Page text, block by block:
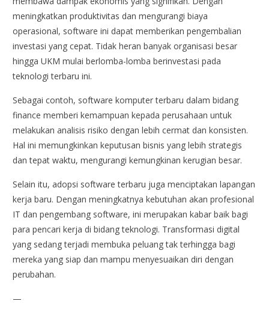
meningkatkan produktivitas dan mengurangi biaya
operasional, software ini dapat memberikan pengembalian
investasi yang cepat. Tidak heran banyak organisasi besar
hingga UKM mulai berlomba-lomba berinvestasi pada
teknologi terbaru ini.
Sebagai contoh, software komputer terbaru dalam bidang
finance memberi kemampuan kepada perusahaan untuk
melakukan analisis risiko dengan lebih cermat dan konsisten.
Hal ini memungkinkan keputusan bisnis yang lebih strategis
dan tepat waktu, mengurangi kemungkinan kerugian besar.
Selain itu, adopsi software terbaru juga menciptakan lapangan
kerja baru. Dengan meningkatnya kebutuhan akan profesional
IT dan pengembang software, ini merupakan kabar baik bagi
para pencari kerja di bidang teknologi. Transformasi digital
yang sedang terjadi membuka peluang tak terhingga bagi
mereka yang siap dan mampu menyesuaikan diri dengan
perubahan.
—